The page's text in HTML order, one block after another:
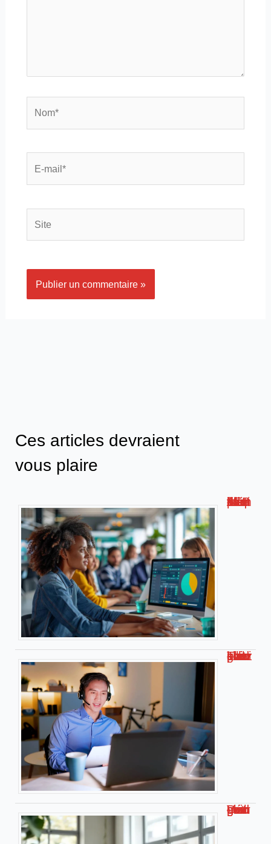
Ces articles devraient
vous plaire
Métis AFPA : la plateforme de formation numérique innovante !
Travailler chez soi pour kiabi : le guide complet !
Découvrez malgrim com : Votre guide complet